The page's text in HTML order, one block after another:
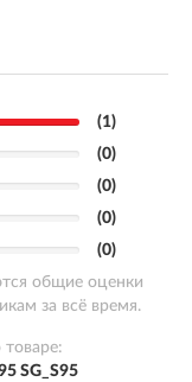
(1)
(0)
(0)
(0)
(0)
общие оценки
за всё время.
товаре:
SG_S95